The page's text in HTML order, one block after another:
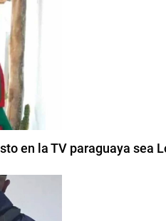
en la TV paraguaya sea